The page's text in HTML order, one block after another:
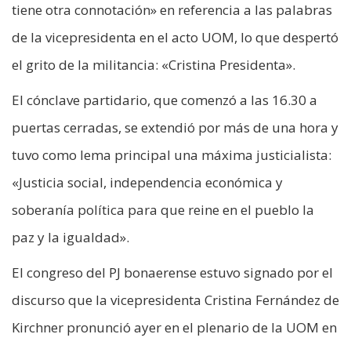
tiene otra connotación» en referencia a las palabras
de la vicepresidenta en el acto UOM, lo que despertó
el grito de la militancia: «Cristina Presidenta».
El cónclave partidario, que comenzó a las 16.30 a
puertas cerradas, se extendió por más de una hora y
tuvo como lema principal una máxima justicialista:
«Justicia social, independencia económica y
soberanía política para que reine en el pueblo la
paz y la igualdad».
El congreso del PJ bonaerense estuvo signado por el
discurso que la vicepresidenta Cristina Fernández de
Kirchner pronunció ayer en el plenario de la UOM en